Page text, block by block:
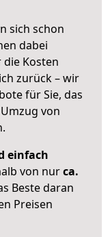
sich schon
dabei
die Kosten
zurück – wir
für Sie, das
von
einfach
von nurca.
Beste daran
Preisen